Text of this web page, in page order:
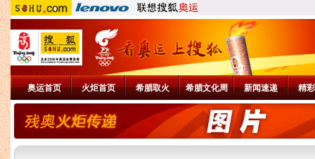
奥运首页 火炬首页 希腊取火 希腊文化周 新闻速递 精